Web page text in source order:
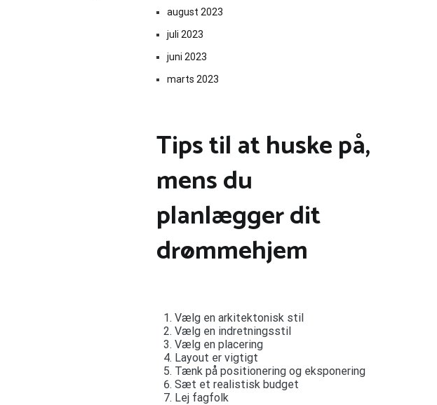
august 2023
juli 2023
juni 2023
marts 2023
Tips til at huske på,
mens du
planlægger dit
drømmehjem
Vælg en arkitektonisk stil
Vælg en indretningsstil
Vælg en placering
Layout er vigtigt
Tænk på positionering og eksponering
Sæt et realistisk budget
Lej fagfolk